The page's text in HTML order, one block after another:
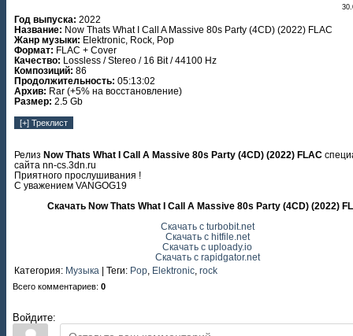
Год выпуска: 2022
Название: Now Thats What I Call A Massive 80s Party (4CD) (2022) FLAC
Жанр музыки: Elektronic, Rock, Pop
Формат: FLAC + Cover
Качество: Lossless / Stereo / 16 Bit / 44100 Hz
Композиций: 86
Продолжительность: 05:13:02
Архив: Rar (+5% на восстановление)
Размер: 2.5 Gb
Релиз Now Thats What I Call A Massive 80s Party (4CD) (2022) FLAC
сайта nn-cs.3dn.ru
Приятного прослушивания !
С уважением VANGOG19
Скачать Now Thats What I Call A Massive 80s Party (4CD) (2022)
Скачать с turbobit.net
Скачать с hitfile.net
Скачать с uploady.io
Скачать с rapidgator.net
Категория: Музыка | Теги: Pop Elektronic rock
Всего комментариев: 0
Войдите: